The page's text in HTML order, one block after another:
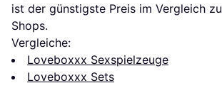
ist der günstigste Preis im Vergleich zu
Shops.
Vergleiche:
Loveboxxx Sexspielzeuge
Loveboxxx Sets